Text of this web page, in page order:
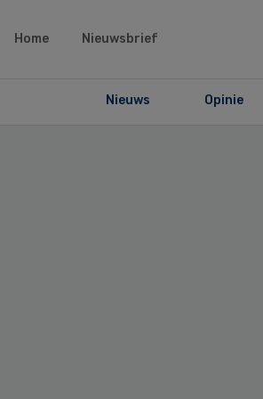
Home Nieuwsbrief
Nieuws Opinie